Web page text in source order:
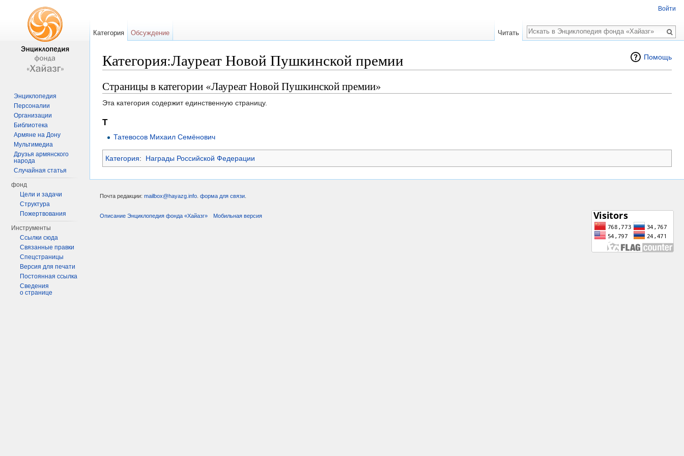
Помощь
Категория:Лауреат Новой Пушкинской премии
Страницы в категории «Лауреат Новой Пушкинской премии»
Эта категория содержит единственную страницу.
Т
Татевосов Михаил Семёнович
Категория: Награды Российской Федерации
Войти
Категория Обсуждение Читать
Поиск
Энциклопедия
Персоналии
Организации
Библиотека
Армяне на Дону
Мультимедиа
Друзья армянского
народа
Случайная статья
фонд
Цели и задачи
Структура
Пожертвования
Инструменты
Ссылки сюда
Связанные правки
Спецстраницы
Версия для печати
Постоянная ссылка
Сведения
о странице
Почта редакции: mailbox@hayazg.info форма для связи
Описание Энциклопедия фонда «Хайазг» Мобильная версия